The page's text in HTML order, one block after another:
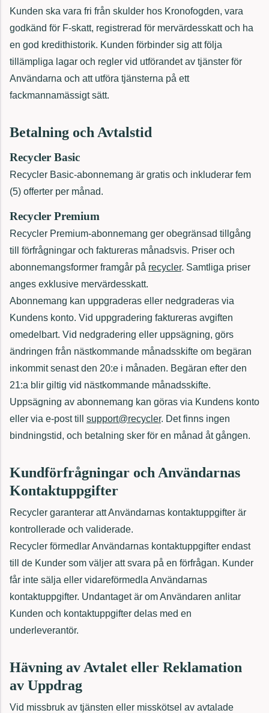
Kunden ska vara fri från skulder hos Kronofogden, vara
godkänd för F-skatt, registrerad för mervärdesskatt och ha
en god kredithistorik. Kunden förbinder sig att följa
tillämpliga lagar och regler vid utförandet av tjänster för
Användarna och att utföra tjänsterna på ett
fackmannamässigt sätt.
Betalning och Avtalstid
Recycler Basic
Recycler Basic-abonnemang är gratis och inkluderar fem
(5) offerter per månad.
Recycler Premium
Recycler Premium-abonnemang ger obegränsad tillgång
till förfrågningar och faktureras månadsvis. Priser och
abonnemangsformer framgår på recycler. Samtliga priser
anges exklusive mervärdesskatt.
Abonnemang kan uppgraderas eller nedgraderas via
Kundens konto. Vid uppgradering faktureras avgiften
omedelbart. Vid nedgradering eller uppsägning, görs
ändringen från nästkommande månadsskifte om begäran
inkommit senast den 20:e i månaden. Begäran efter den
21:a blir giltig vid nästkommande månadsskifte.
Uppsägning av abonnemang kan göras via Kundens konto
eller via e-post till support@recycler. Det finns ingen
bindningstid, och betalning sker för en månad åt gången.
Kundförfrågningar och Användarnas
Kontaktuppgifter
Recycler garanterar att Användarnas kontaktuppgifter är
kontrollerade och validerade.
Recycler förmedlar Användarnas kontaktuppgifter endast
till de Kunder som väljer att svara på en förfrågan. Kunder
får inte sälja eller vidareförmedla Användarnas
kontaktuppgifter. Undantaget är om Användaren anlitar
Kunden och kontaktuppgifter delas med en
underleverantör.
Hävning av Avtalet eller Reklamation
av Uppdrag
Vid missbruk av tjänsten eller misskötsel av avtalade